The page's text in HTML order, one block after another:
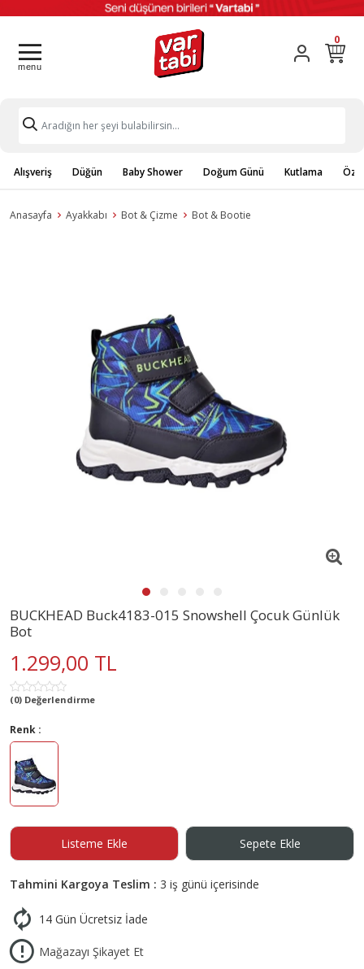
0
Alışveriş Düğün Baby Shower Doğum Günü Kutlama
Anasayfa Ayakkabı Bot & Çizme Bot & Bootie
BUCKHEAD Buck4183-015 Snowshell Çocuk Günlük
Bot
1.299,00 TL
(0) Değerlendirme
Renk :
Listeme Ekle Sepete Ekle
Tahmini Kargoya Teslim : 3 iş günü içerisinde
14 Gün Ücretsiz İade
Mağazayı Şikayet Et